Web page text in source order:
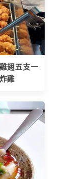
翅五支一
雞